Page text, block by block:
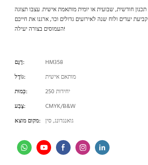
חודשית, שבועית או יומית מותאמת אישית. עצבו תצוגה
יעדים ולוח שנה לאירועים גדולים וכו', ארגנו את חייכם
העמוסים בצורה יעילה!
דֶגֶם:
HM358
גוֹדֶל:
מותאם אישית
כַּמוּת:
250 יחידות
צֶבַע:
CMYK/B&W
מקום מוצא: גואנגדונג, סין